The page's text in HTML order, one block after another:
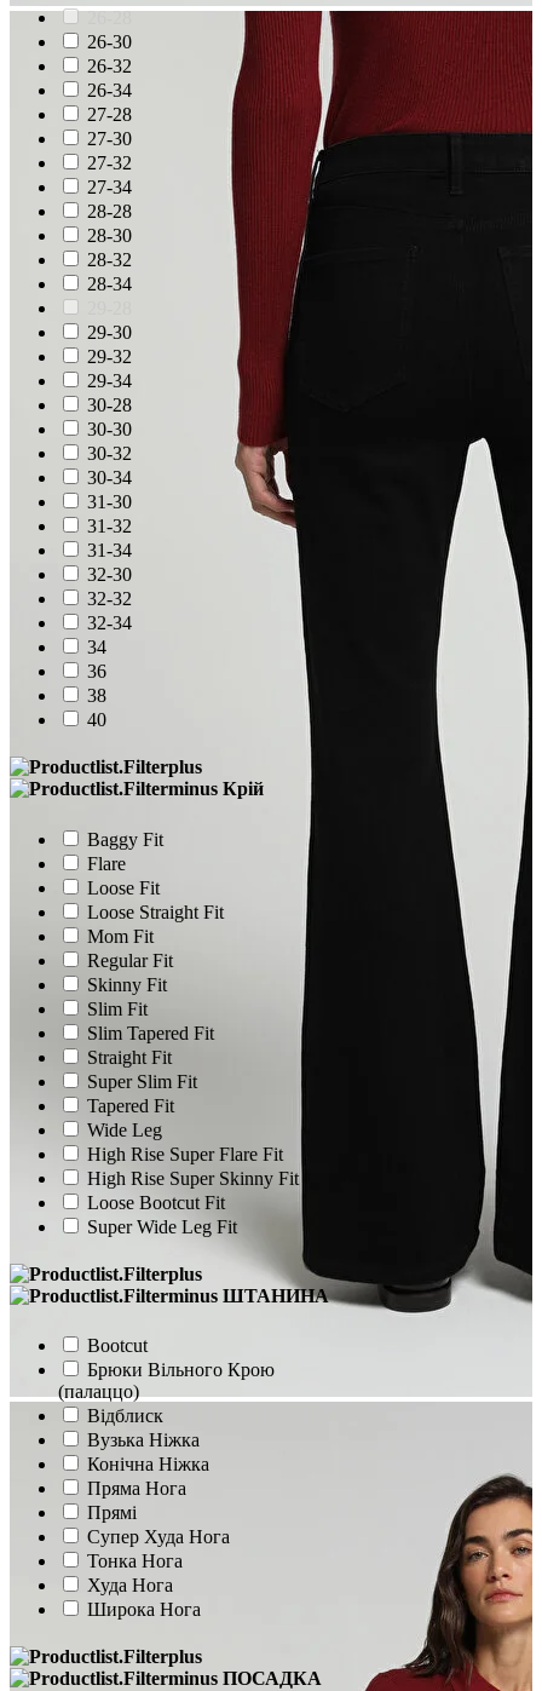
26-28
26-30
26-32
26-34
27-28
27-30
27-32
27-34
28-28
28-30
28-32
28-34
29-30
29-32
29-34
30-28
30-30
30-32
30-34
31-30
31-32
31-34
32-30
32-32
32-34
34
36
38
40
Крій
Baggy Fit
Flare
Loose Fit
Loose Straight Fit
Mom Fit
Regular Fit
Skinny Fit
Slim Fit
Slim Tapered Fit
Straight Fit
Super Slim Fit
Tapered Fit
Wide Leg
High Rise Super Flare Fit
High Rise Super Skinny Fit
Loose Bootcut Fit
Super Wide Leg Fit
ШТАНИНА
Bootcut
Брюки Вільного Крою
(палаццо)
Відблиск
Вузька Ніжка
Конічна Ніжка
Пряма Нога
Прямі
Супер Худа Нога
Тонка Нога
Худа Нога
Широка Нога
ПОСАДКА